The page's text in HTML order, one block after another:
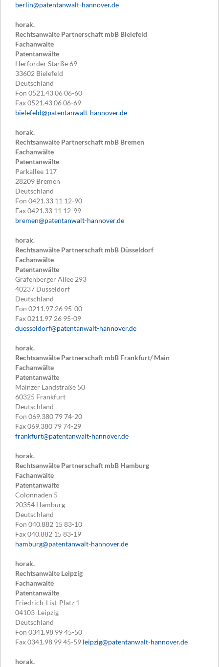
berlin@patentanwalt-hannover.de
horak.
Rechtsanwälte Partnerschaft mbB Bielefeld
Fachanwälte
Patentanwälte
Herforder Starße 69
33602 Bielefeld
Deutschland
Fon 0521.43 06 06-60
Fax0521.43 06 06-69
bielefeld@patentanwalt-hannover.de
horak.
Rechtsanwälte Partnerschaft mbB Bremen
Fachanwälte
Patentanwälte
Parkallee 117
28209 Bremen
Deutschland
Fon 0421.33 11 12-90
Fax0421.33 11 12-99
bremen@patentanwalt-hannover.de
horak.
Rechtsanwälte Partnerschaft mbB Düsseldorf
Fachanwälte
Patentanwälte
Grafenberger Allee 293
40237 Düsseldorf
Deutschland
Fon 0211.97 26 95-00
Fax0211.97 26 95-09
duesseldorf@patentanwalt-hannover.de
horak.
Rechtsanwälte Partnerschaft mbB Frankfurt/ Main
Fachanwälte
Patentanwälte
Mainzer Landstraße 50
60325 Frankfurt
Deutschland
Fon 069.380 79 74-20
Fax069.380 79 74-29
frankfurt@patentanwalt-hannover.de
horak.
Rechtsanwälte Partnerschaft mbB Hamburg
Fachanwälte
Patentanwälte
Colonnaden 5
20354 Hamburg
Deutschland
Fon 040.882 15 83-10
Fax040.882 15 83-19
hamburg@patentanwalt-hannover.de
horak.
Rechtsanwälte Leipzig
Fachanwälte
Patentanwälte
Friedrich-List-Platz 1
04103 Leipzig
Deutschland
Fon 0341.98 99 45-50
Fax0341.98 99 45-59 leipzig@patentanwalt-hannover.de
horak.